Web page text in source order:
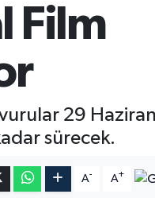
Film
29
sürecek.
A- A+